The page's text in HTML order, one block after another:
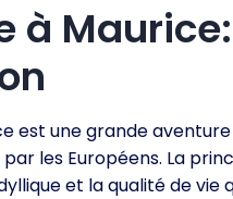
à
est une grande
les Européens. La
et la qualité de vie